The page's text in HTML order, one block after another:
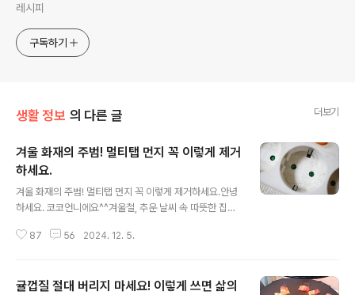
레시피
구독하기
생활 정보 의 다른 글 더보기
겨울 화재의 주범! 멀티탭 먼지 꼭 이렇게 제거
하세요.
겨울 화재의 주범! 멀티탭 먼지 꼭 이렇게 제거하세요.안녕
하세요. 코코언니에요^^겨울철, 추운 날씨 속 따뜻한 집안
의 중요성이 더욱 커집니다. 하지만 대부분의 사람들이 간
들어보세요^^ 멀티탭을 자세히 들여다보면 은근히 많은 먼
87 56 2024. 12. 5.
귤껍질 절대 버리지 마세요! 이렇게 쓰면 삶의